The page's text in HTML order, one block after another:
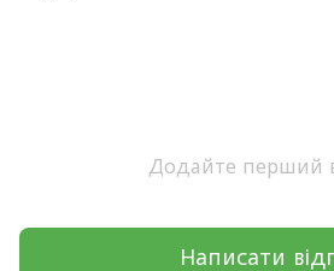
Додайте перший
Написати